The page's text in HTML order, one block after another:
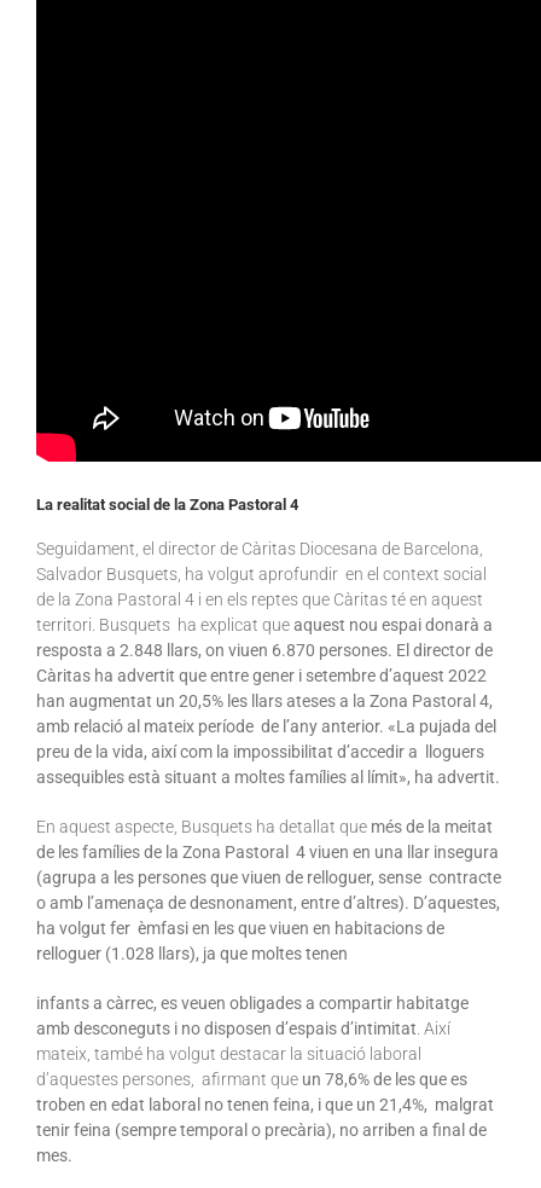
La realitat social de la Zona Pastoral 4
Seguidament, el director de Càritas Diocesana de Barcelona,
Salvador Busquets, ha volgut aprofundir en el context social
de la Zona Pastoral 4 i en els reptes que Càritas té en aquest
territori. Busquets ha explicat queaquest nou espai donarà a
resposta a 2.848 llars, on viuen 6.870 persones. El director de
Càritas ha advertit que entre gener i setembre d’aquest 2022
han augmentat un 20,5% les llars ateses a la Zona Pastoral 4,
amb relació al mateix període de l’any anterior. «La pujada del
preu de la vida, així com la impossibilitat d’accedir a lloguers
assequibles està situant a moltes famílies al límit», ha advertit.
En aquest aspecte, Busquets ha detallat que més de la meitat
de les famílies de la Zona Pastoral 4 viuen en una llar insegura
(agrupa a les persones que viuen de relloguer, sense contracte
o amb l’amenaça de desnonament, entre d’altres). D’aquestes,
ha volgut fer èmfasi en les que viuen en habitacions de
relloguer (1.028 llars), ja que moltes tenen
infants a càrrec, es veuen obligades a compartir habitatge
amb desconeguts i no disposen d’espais d’intimitat . Així
mateix, també ha volgut destacar la situació laboral
d’aquestes persones, afirmant que un 78,6% de les que es
troben en edat laboral no tenen feina, i que un 21,4%, malgrat
tenir feina (sempre temporal o precària), no arriben a final de
mes.